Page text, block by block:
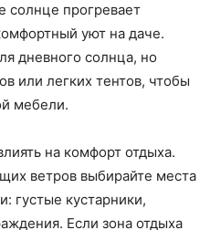
солнце прогревает
уют на даче.
дневного солнца, но
или легких тентов, чтобы
мебели.
на комфорт отдыха.
ветров выбирайте места
густые кустарники,
Если зона отдыха